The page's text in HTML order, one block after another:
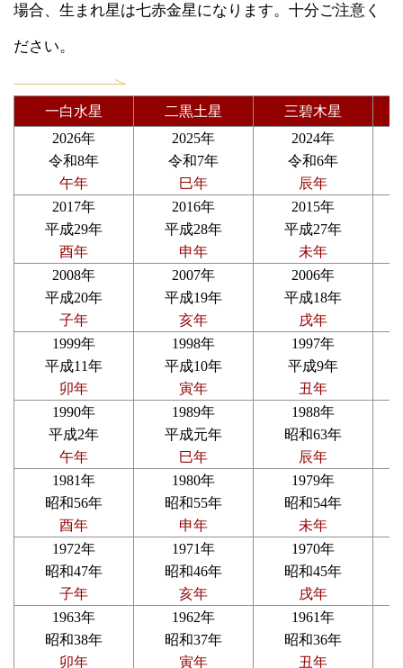
場合、生まれ星は七赤金星になります。十分ご注意く
ださい。
一白水星 二黒土星
三碧木星
2026年
令和8年
午年
2025年
令和7年
巳年
2024年
令和6年
辰年
2017年
平成29年
酉年
2016年
平成28年
申年
2015年
平成27年
未年
2008年
平成20年
子年
2007年
平成19年
亥年
2006年
平成18年
戌年
1999年
平成11年
卯年
1998年
平成10年
寅年
1997年
平成9年
丑年
1990年
平成2年
午年
1989年
平成元年
巳年
1988年
昭和63年
辰年
1981年
昭和56年
酉年
1980年
昭和55年
申年
1979年
昭和54年
未年
1972年
昭和47年
子年
1971年
昭和46年
亥年
1970年
昭和45年
戌年
1963年
昭和38年
卯年
1962年
昭和37年
寅年
1961年
昭和36年
丑年